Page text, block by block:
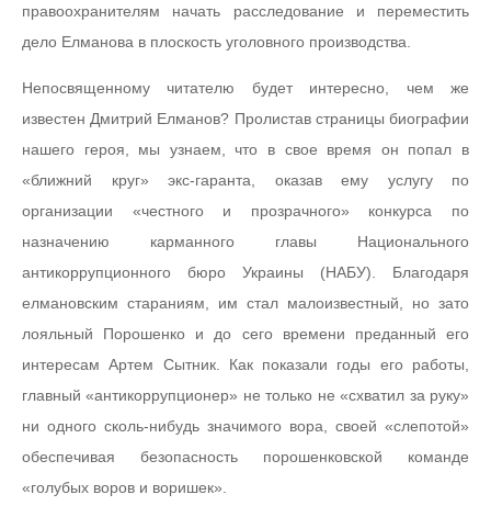
правоохранителям начать расследование и переместить
дело Елманова в плоскость уголовного производства.
Непосвященному читателю будет интересно, чем же
известен Дмитрий Елманов? Пролистав страницы биографии
нашего героя, мы узнаем, что в свое время он попал в
«ближний круг» экс-гаранта, оказав ему услугу по
организации «честного и прозрачного» конкурса по
назначению карманного главы Национального
антикоррупционного бюро Украины (НАБУ). Благодаря
елмановским стараниям, им стал малоизвестный, но зато
лояльный Порошенко и до сего времени преданный его
интересам Артем Сытник. Как показали годы его работы,
главный «антикоррупционер» не только не «схватил за руку»
ни одного сколь-нибудь значимого вора, своей «слепотой»
обеспечивая безопасность порошенковской команде
«голубых воров и воришек».